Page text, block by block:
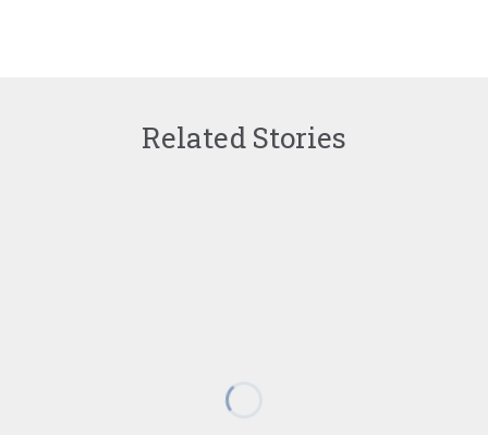
Related Stories